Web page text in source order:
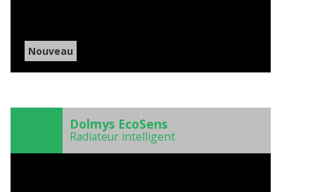
Nouveau
Dolmys EcoSens
Radiateur intelligent